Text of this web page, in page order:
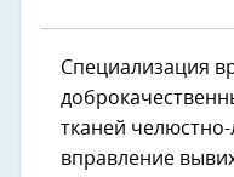
Специализация
тканей
вправление